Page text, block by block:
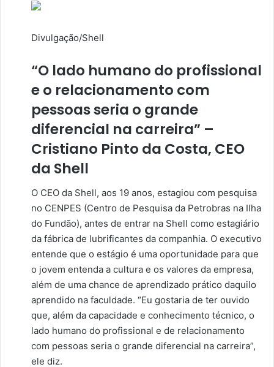
Divulgação/Shell
“O lado humano do profissional
e o relacionamento com
pessoas seria o grande
diferencial na carreira” –
Cristiano Pinto da Costa, CEO
da Shell
O CEO da Shell, aos 19 anos, estagiou com pesquisa
no CENPES (Centro de Pesquisa da Petrobras na Ilha
do Fundão), antes de entrar na Shell como estagiário
da fábrica de lubrificantes da companhia. O executivo
entende que o estágio é uma oportunidade para que
o jovem entenda a cultura e os valores da empresa,
além de uma chance de aprendizado prático daquilo
aprendido na faculdade. “Eu gostaria de ter ouvido
que, além da capacidade e conhecimento técnico, o
lado humano do profissional e de relacionamento
com pessoas seria o grande diferencial na carreira”,
ele diz.